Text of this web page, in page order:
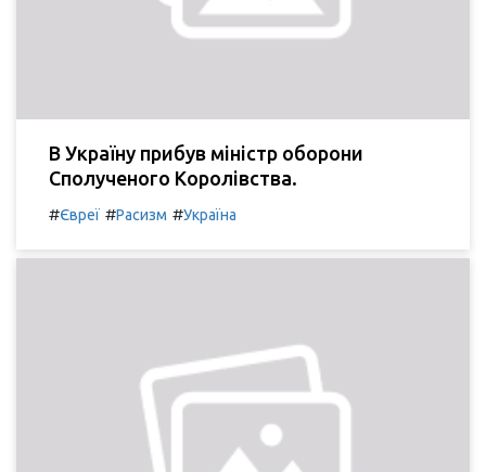
В Україну прибув міністр оборони
Сполученого Королівства.
#Євреї #Расизм #Україна